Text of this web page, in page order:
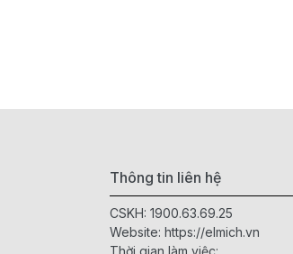
Thông tin liên hệ
CSKH: 1900.63.69.25
Website: https://elmich.vn
Thời gian làm việc: